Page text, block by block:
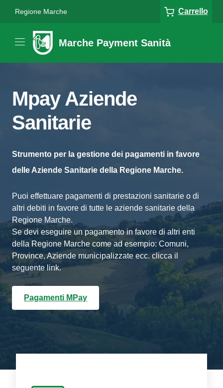
Regione Marche Carrello
Marche Payment Sanità
Mpay Aziende
Sanitarie
Strumento per la gestione dei pagamenti in favore
delle Aziende Sanitarie della Regione Marche.
Puoi effettuare pagamenti di prestazioni sanitarie o di
altri debiti in favore di tutte le aziende sanitarie della
Regione Marche.
Se devi eseguire un pagamento in favore di altri enti
della Regione Marche come ad esempio: Comuni,
Province, Aziende municipalizzate ecc. clicca il
seguente link.
Pagamenti MPay